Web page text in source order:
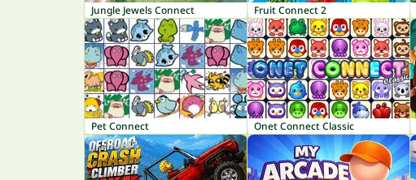
Jungle Jewels Connect Fruit Connect 2
Pet Connect Onet Connect Classic